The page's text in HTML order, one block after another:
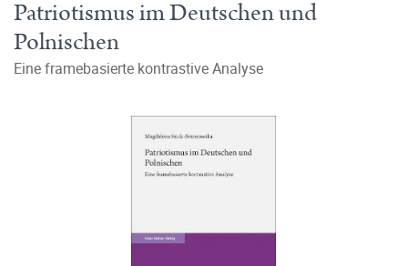
Patriotismus im Deutschen und
Polnischen
Eine framebasierte kontrastive Analyse